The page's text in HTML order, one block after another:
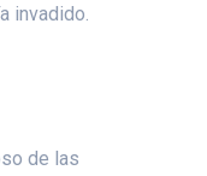
invadido.
de las